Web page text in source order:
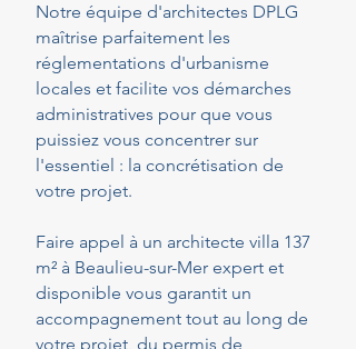
Notre équipe d'architectes DPLG
maîtrise parfaitement les
réglementations d'urbanisme
locales et facilite vos démarches
administratives pour que vous
puissiez vous concentrer sur
l'essentiel : la concrétisation de
votre projet.
Faire appel à un architecte villa 137
m² à Beaulieu-sur-Mer expert et
disponible vous garantit un
accompagnement tout au long de
votre projet, du permis de